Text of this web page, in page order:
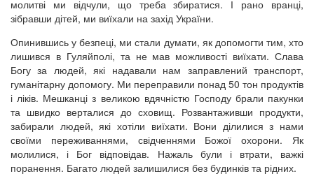
молитві ми відчули, що треба збиратися. І рано вранці,
зібравши дітей, ми виїхали на захід України.
Опинившись у безпеці, ми стали думати, як допомогти тим, хто
лишився в Гуляйполі, та не мав можливості виїхати. Слава
Богу за людей, які надавали нам заправлений транспорт,
гуманітарну допомогу. Ми переправили понад 50 тон продуктів
і ліків. Мешканці з великою вдячністю Господу брали пакунки
та швидко верталися до сховищ. Розвантаживши продукти,
забирали людей, які хотіли виїхати. Вони ділилися з нами
своїми переживаннями, свідченнями Божої охорони. Як
молилися, і Бог відповідав. Нажаль були і втрати, важкі
поранення. Багато людей залишилися без будинків та рідних.